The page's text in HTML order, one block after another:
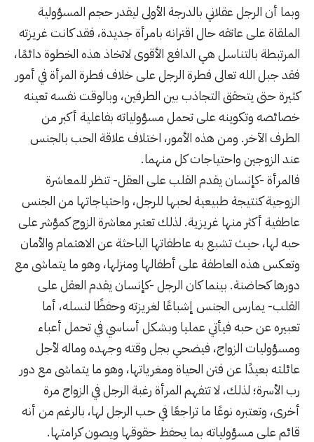
وبما أن الرجل عقلاني بالدرجة الأولى ليقدر حجم المسؤولية
الملقاة على عاتقه حال اقترانه بامرأة جديدة، فقد كانت غريزته
المرتبطة بالتناسل هي الدافع الأقوى لاتخاذ هذه الخطوة دائمًا،
فقد جبل الله تعالى فطرة الرجل على خلاف فطرة المرأة في أمور
كثيرة حتى يتحقق التجاذب بين الطرفين، وبالوقت نفسه تعينه
خصائصه وتكوينه على تحمل مسؤولياته بفاعلية أكبر من
الطرف الآخر. ومن هذه الأمور، اختلاف علاقة الحب بالجنس
عند الزوجين واحتياجات كل منهما.
فالمرأة -كإنسان يقدم القلب على العقل- تنظر للمعاشرة
الزوجية كنتيجة طبيعية لحبها للرجل، واحتياجاتها من الجنس
عاطفية أكثر منها غريزية. لذلك تعتبر معاشرة الزوج كمؤشر على
حبه لها، حيث تشبع به عاطفاتها الباحثة عن الاهتمام والأمان
وتعكس هذه العاطفة على أطفالها ومنزلها، وهو ما يتماشى مع
دورها كحاضنة. بينما كان الرجل -كإنسان يقدم العقل على
القلب- يمارس الجنس إشباعًا لغريزته وحفظًا لنسله، أما
تعبيره عن حبه فيأتي عمليا وبشكل أساسي في تحمل أعباء
ومسؤوليات الزواج، فيضحي بجل وقته وجهده وماله لأجل
عائلته بعيدًا عن فتن الحياة ومغرياتها، وهو ما يتماشى مع دور
رب الأسرة؛ لذلك، لا تتفهم المرأة رغبة الرجل في الزواج مرة
أخرى، وتعتبره نوعًا ما تراجعًا في حب الرجل لها، بالرغم من أنه
قائم على مسؤولياته بما يحفظ حقوقها ويصون كرامتها.